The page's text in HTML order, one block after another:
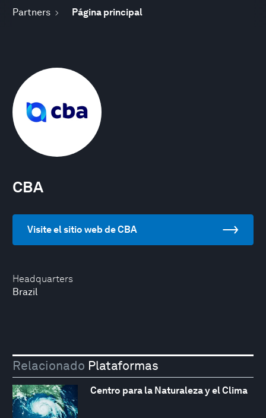
Partners Página principal
Headquarters
Brazil
CBA
Visite el sitio web de CBA
Relacionado Plataformas
Centro para la Naturaleza y el Clima